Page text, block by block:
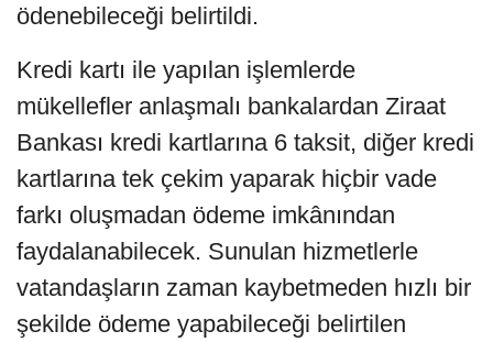
ödenebileceği belirtildi.
Kredi kartı ile yapılan işlemlerde
mükellefler anlaşmalı bankalardan Ziraat
Bankası kredi kartlarına 6 taksit, diğer kredi
kartlarına tek çekim yaparak hiçbir vade
farkı oluşmadan ödeme imkânından
faydalanabilecek. Sunulan hizmetlerle
vatandaşların zaman kaybetmeden hızlı bir
şekilde ödeme yapabileceği belirtilen